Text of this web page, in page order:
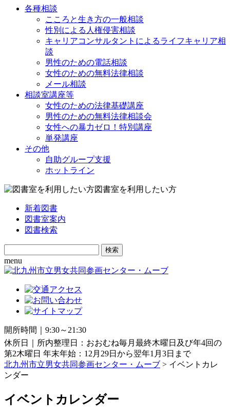
各種相談
こころと生き方の一般相談
性別による人権侵害相談
キャリアコンサルタントによるライフキャリア相
談
男性のための電話相談
女性のための無料法律相談
メール相談
相談室講座等
女性のための法律基礎講座
男性のための無料法律相談会
女性への暴力ゼロ！特別講座
単発講座
その他
自助グループ支援
ホットライン
図書室を利用したい方
新着図書
図書室案内
図書検索
Search
for:
menu
開所時間｜9:30～21:30
休所日｜所内整理日：おおむね毎月最終木曜日及び年4回の
第2木曜日 年末年始：12月29日から翌年1月3日まで
北九州市立男女共同参画センター・ムーブ > イベントカレ
ンダー
イベントカレンダー